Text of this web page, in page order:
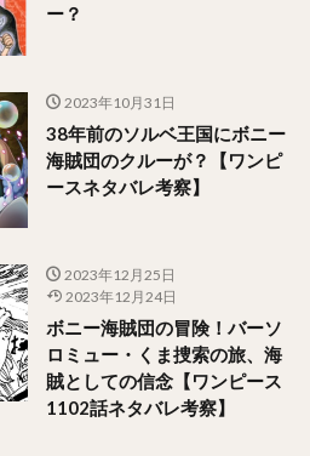
ー？
2023年10月31日
38年前のソルベ王国にボニー
海賊団のクルーが？【ワンピ
ースネタバレ考察】
2023年12月25日
2023年12月24日
ボニー海賊団の冒険！バーソ
ロミュー・くま捜索の旅、海
賊としての信念【ワンピース
1102話ネタバレ考察】